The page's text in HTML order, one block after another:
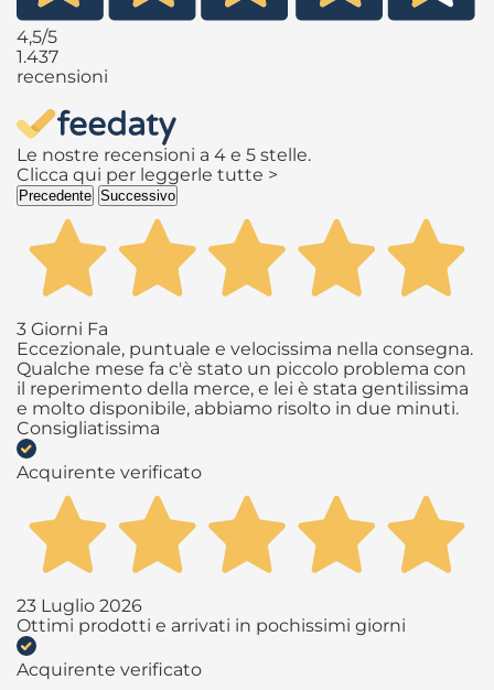
4,5/5
1.437
recensioni
Le nostre recensioni a 4 e 5 stelle.
Clicca qui per leggerle tutte >
Precedente Successivo
3 Giorni Fa
Eccezionale, puntuale e velocissima nella consegna.
Qualche mese fa c'è stato un piccolo problema con
il reperimento della merce, e lei è stata gentilissima
e molto disponibile, abbiamo risolto in due minuti.
Consigliatissima
Acquirente verificato
23 Luglio 2026
Ottimi prodotti e arrivati in pochissimi giorni
Acquirente verificato